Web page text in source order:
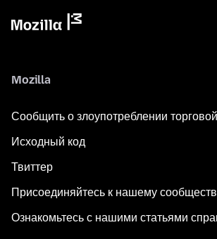
Mozilla
Сообщить о злоупотреблении
Исходный код
Твиттер
Присоединяйтесь к нашему
Ознакомьтесь с нашими статьями